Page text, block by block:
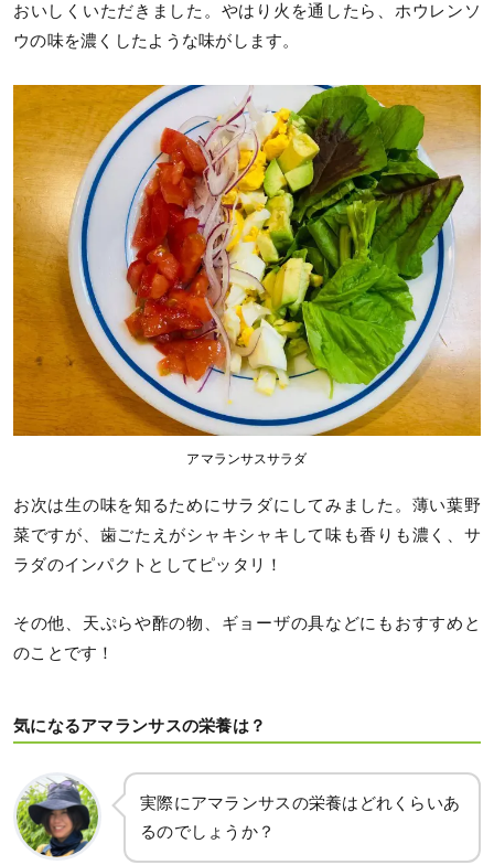
おいしくいただきました。やはり火を通したら、ホウレンソ
ウの味を濃くしたような味がします。
アマランサスサラダ
お次は生の味を知るためにサラダにしてみました。薄い葉野
菜ですが、歯ごたえがシャキシャキして味も香りも濃く、サ
ラダのインパクトとしてピッタリ！
その他、天ぷらや酢の物、ギョーザの具などにもおすすめと
のことです！
気になるアマランサスの栄養は？
実際にアマランサスの栄養はどれくらいあ
るのでしょうか？